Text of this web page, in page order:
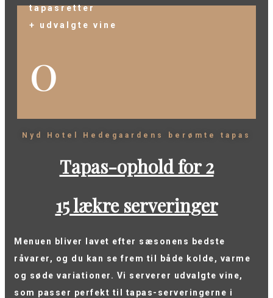
tapasretter
+ udvalgte vine
0
Nyd Hotel Hedegaardens berømte tapas
Tapas-ophold for 2
15 lækre serveringer
Menuen bliver lavet efter sæsonens bedste
råvarer, og du kan se frem til både kolde, varme
og søde variationer. Vi serverer udvalgte vine,
som passer perfekt til tapas-serveringerne i